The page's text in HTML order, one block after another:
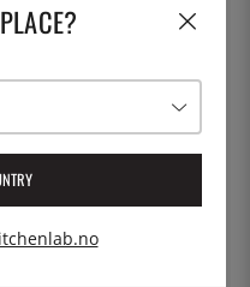
STÖLZLE